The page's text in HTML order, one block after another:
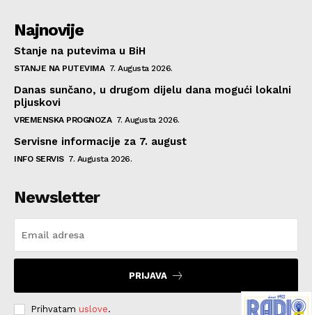
Najnovije
Stanje na putevima u BiH
STANJE NA PUTEVIMA 7. Augusta 2026.
Danas sunčano, u drugom dijelu dana mogući lokalni
pljuskovi
VREMENSKA PROGNOZA 7. Augusta 2026.
Servisne informacije za 7. august
INFO SERVIS 7. Augusta 2026.
Newsletter
PRIJAVA
Prihvatam uslove.